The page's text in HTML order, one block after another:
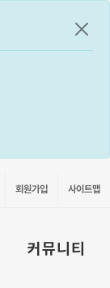
공지
회원가입 사이트맵
커뮤니티